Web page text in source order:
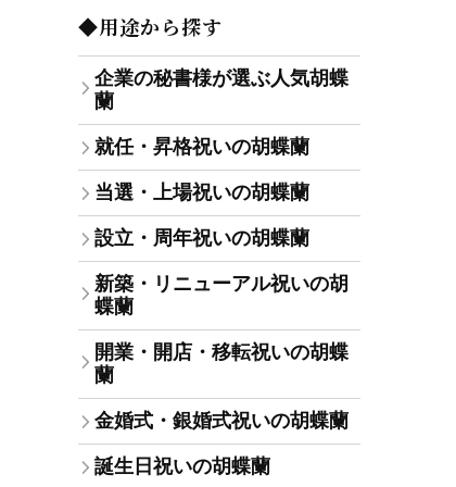
◆用途から探す
企業の秘書様が選ぶ人気胡蝶
蘭
就任・昇格祝いの胡蝶蘭
当選・上場祝いの胡蝶蘭
設立・周年祝いの胡蝶蘭
新築・リニューアル祝いの胡
蝶蘭
開業・開店・移転祝いの胡蝶
蘭
金婚式・銀婚式祝いの胡蝶蘭
誕生日祝いの胡蝶蘭